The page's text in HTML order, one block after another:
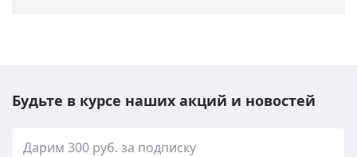
Будьте в курсе наших акций и новостей